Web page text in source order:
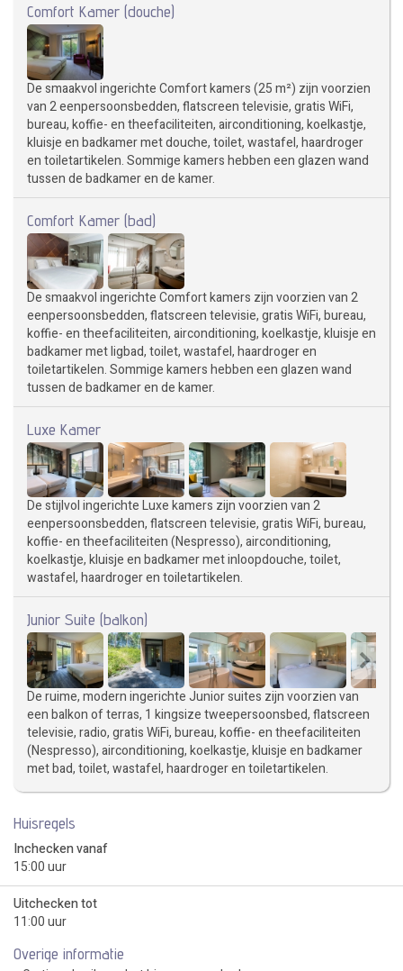
Comfort Kamer (douche)
De smaakvol ingerichte Comfort kamers (25 m²) zijn voorzien
van 2 eenpersoonsbedden, flatscreen televisie, gratis WiFi,
bureau, koffie- en theefaciliteiten, airconditioning, koelkastje,
kluisje en badkamer met douche, toilet, wastafel, haardroger
en toiletartikelen. Sommige kamers hebben een glazen wand
tussen de badkamer en de kamer.
Comfort Kamer (bad)
De smaakvol ingerichte Comfort kamers zijn voorzien van 2
eenpersoonsbedden, flatscreen televisie, gratis WiFi, bureau,
koffie- en theefaciliteiten, airconditioning, koelkastje, kluisje en
badkamer met ligbad, toilet, wastafel, haardroger en
toiletartikelen. Sommige kamers hebben een glazen wand
tussen de badkamer en de kamer.
Luxe Kamer
De stijlvol ingerichte Luxe kamers zijn voorzien van 2
eenpersoonsbedden, flatscreen televisie, gratis WiFi, bureau,
koffie- en theefaciliteiten (Nespresso), airconditioning,
koelkastje, kluisje en badkamer met inloopdouche, toilet,
wastafel, haardroger en toiletartikelen.
Junior Suite (balkon)
De ruime, modern ingerichte Junior suites zijn voorzien van
een balkon of terras, 1 kingsize tweepersoonsbed, flatscreen
televisie, radio, gratis WiFi, bureau, koffie- en theefaciliteiten
(Nespresso), airconditioning, koelkastje, kluisje en badkamer
met bad, toilet, wastafel, haardroger en toiletartikelen.
Huisregels
Inchecken vanaf
15:00 uur
Uitchecken tot
11:00 uur
Overige informatie